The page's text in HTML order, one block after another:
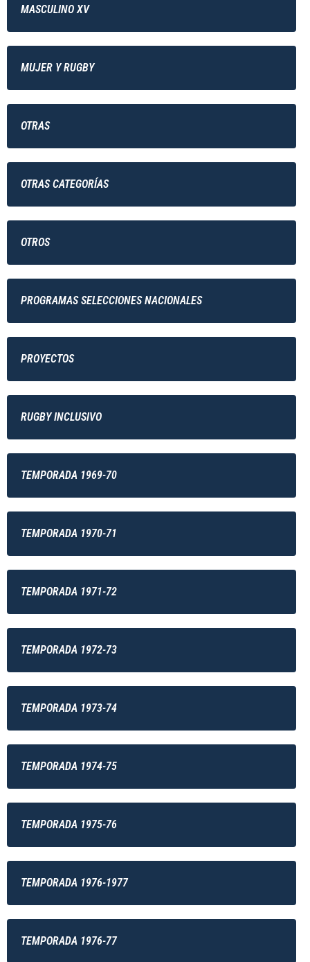
MASCULINO XV
MUJER Y RUGBY
OTRAS
OTRAS CATEGORÍAS
OTROS
PROGRAMAS SELECCIONES NACIONALES
PROYECTOS
RUGBY INCLUSIVO
TEMPORADA 1969-70
TEMPORADA 1970-71
TEMPORADA 1971-72
TEMPORADA 1972-73
TEMPORADA 1973-74
TEMPORADA 1974-75
TEMPORADA 1975-76
TEMPORADA 1976-1977
TEMPORADA 1976-77